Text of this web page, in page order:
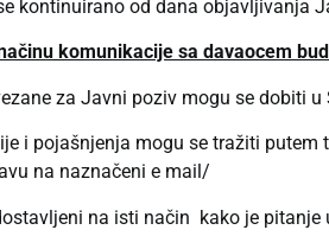
kontinuirano od dana objavljivanja
komunikacije sa davaocem
za Javni poziv mogu se dobiti
i pojašnjenja mogu se tražiti putem
na naznačeni e mail/
na isti način kako je pitanje